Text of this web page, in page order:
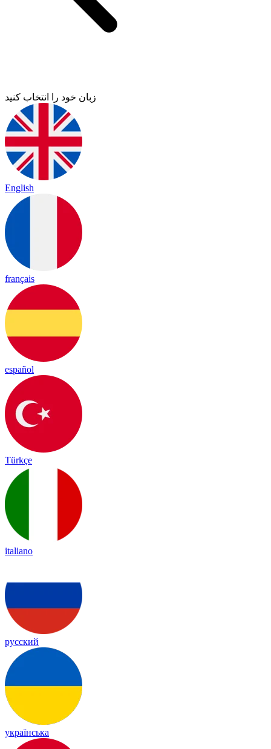
زبان خود را انتخاب کنید
English
français
español
Türkçe
italiano
русский
українська